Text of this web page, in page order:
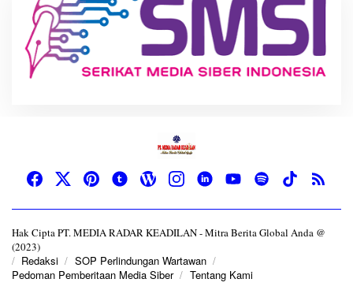
Hak Cipta PT. MEDIA RADAR KEADILAN - Mitra Berita Global Anda @
(2023)
Redaksi
SOP Perlindungan Wartawan
Pedoman Pemberitaan Media Siber
Tentang Kami